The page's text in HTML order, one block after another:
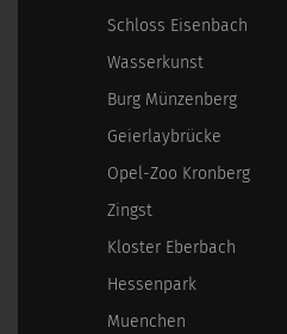
Schloss Eisenbach
Wasserkunst
Burg Münzenberg
Geierlaybrücke
Opel-Zoo Kronberg
Zingst
Kloster Eberbach
Hessenpark
Muenchen